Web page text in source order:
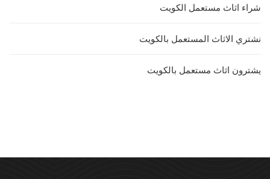
شراء اثاث مستعمل الكويت
نشتري الاثاث المستعمل بالكويت
يشترون اثاث مستعمل بالكويت